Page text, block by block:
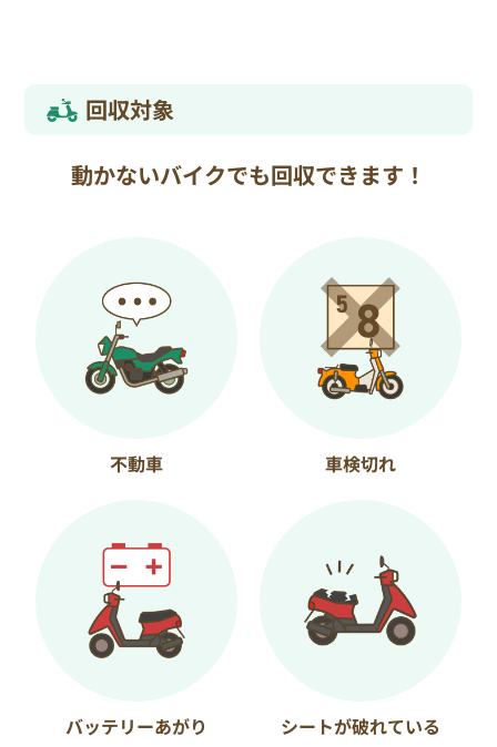
回収対象
動かないバイクでも回収できます！
不動車 車検切れ
バッテリーあがり シートが破れている